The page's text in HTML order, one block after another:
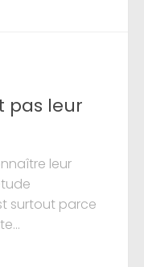
pas leur
leur
surtout parce